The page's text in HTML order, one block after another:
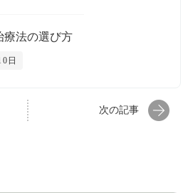
療法の選び方
日
次の記事